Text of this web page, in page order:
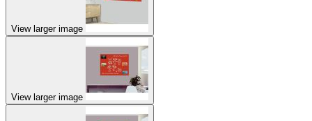
View larger image
View larger image